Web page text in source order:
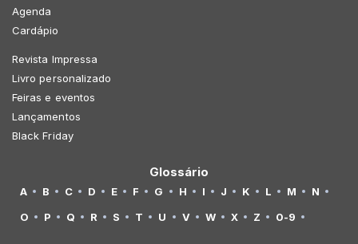
Agenda
Cardápio
Revista Impressa
Livro personalizado
Feiras e eventos
Lançamentos
Black Friday
Glossário
A B C D E F G H I J K L M
N
O
P Q R S T U V W X Z 0-9